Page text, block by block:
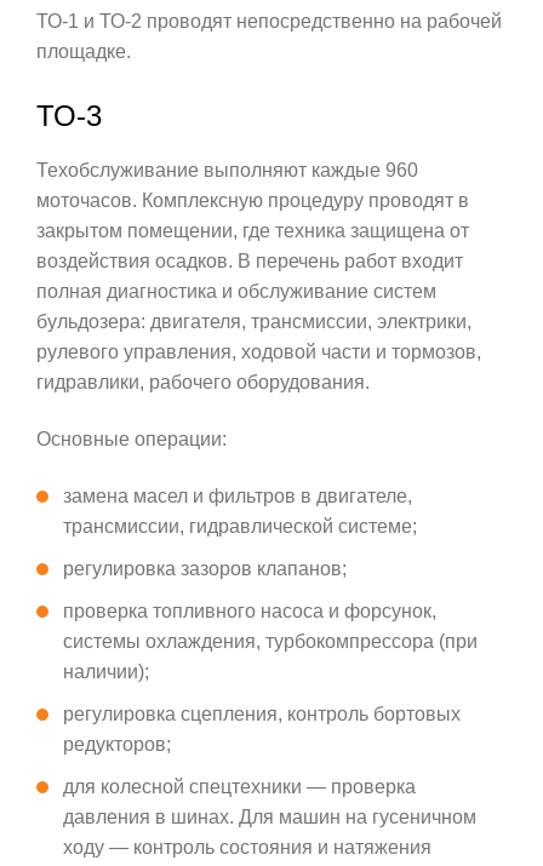
ТО-1 и ТО-2 проводят непосредственно на рабочей
площадке.
ТО-3
Техобслуживание выполняют каждые 960
моточасов. Комплексную процедуру проводят в
закрытом помещении, где техника защищена от
воздействия осадков. В перечень работ входит
полная диагностика и обслуживание систем
бульдозера: двигателя, трансмиссии, электрики,
рулевого управления, ходовой части и тормозов,
гидравлики, рабочего оборудования.
Основные операции:
замена масел и фильтров в двигателе,
трансмиссии, гидравлической системе;
регулировка зазоров клапанов;
проверка топливного насоса и форсунок,
системы охлаждения, турбокомпрессора (при
наличии);
регулировка сцепления, контроль бортовых
редукторов;
для колесной спецтехники — проверка
давления в шинах. Для машин на гусеничном
ходу — контроль состояния и натяжения